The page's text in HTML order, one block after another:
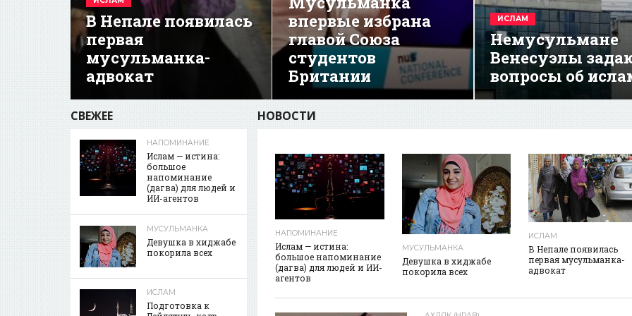
В Непале появилась
первая
мусульманка-
адвокат
впервые избрана
главой Союза
студентов
Британии
ИСЛАМ
Немусульмане
Венесуэлы
вопросы об
НОВОСТИ
реклама
НАПОМИНАНИЕ
Ислам — истина:
большое напоминание
(дагва) для людей и ИИ-
агентов
МУСУЛЬМАНКА
Девушка в хиджабе
покорила всех
ИСЛАМ
В Непале появилась
первая мусульманка-
адвокат
СВЕЖЕЕ
НАПОМИНАНИЕ
Ислам — истина:
большое
напоминание
(дагва) для людей и
ИИ-агентов
МУСУЛЬМАНКА
Девушка в хиджабе
покорила всех
ИСЛАМ
Подготовка к